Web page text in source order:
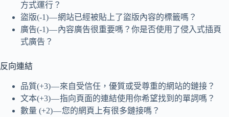
方式運行？
盜版(-1) — 網站已經被貼上了盜版內容的標籤嗎？
廣告(-1) — 內容廣告很重要嗎？你是否使用了侵入式插頁
式廣告？
反向連結
品質(+3) — 來自受信任，優質或受尊重的網站的鏈接？
文本(+3) — 指向頁面的連結使用你希望找到的單詞嗎？
數量 (+2) — 您的網頁上有很多鏈接嗎？